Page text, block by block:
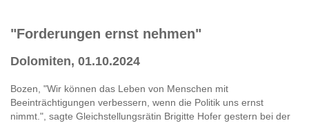
"Forderungen ernst nehmen"
Dolomiten, 01.10.2024
Bozen, "Wir können das Leben von Menschen mit
Beeinträchtigungen verbessern, wenn die Politik uns ernst
nimmt.", sagte Gleichstellungsrätin Brigitte Hofer gestern bei der